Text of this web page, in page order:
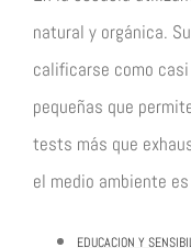
natural y orgánica.
calificarse como
pequeñas que
tests más que
el medio ambiente
EDUCACION Y